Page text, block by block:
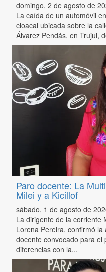
domingo, 2 de agosto de
La caída de un automóvil
cloacal ubicada sobre la
Álvarez Pendás, en Trujui,
Paro docente: La
Milei y a Kicillof
sábado, 1 de agosto de
La dirigente de la corriente
Lorena Pereira, confirmó la
docente convocado para el
diferencias con la...